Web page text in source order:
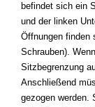
befindet sich ein
und der linken
Öffnungen finden
Schrauben).
Sitzbegrenzung
Anschließend
gezogen werden.